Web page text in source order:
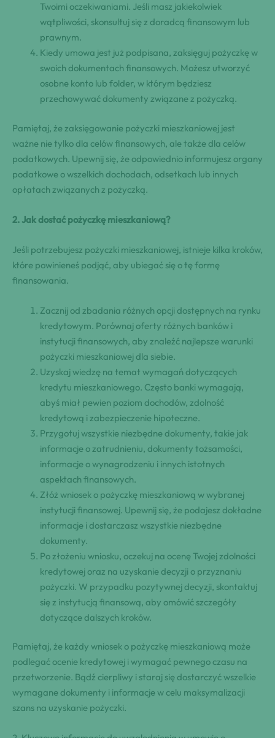
Twoimi⁤ oczekiwaniami. Jeśli masz jakiekolwiek
wątpliwości, ‍skonsultuj się ​z doradcą⁢ finansowym lub
prawnym.
Kiedy umowa jest już podpisana, zaksięguj pożyczkę ⁤w⁤
swoich dokumentach ​finansowych.​ Możesz utworzyć
osobne konto lub folder,​ w którym będziesz
przechowywać​ dokumenty związane z pożyczką.
Pamiętaj, że zaksięgowanie pożyczki mieszkaniowej jest
ważne nie tylko dla celów finansowych, ale także dla ⁤celów
podatkowych. Upewnij się, że odpowiednio informujesz organy
podatkowe o wszelkich dochodach, odsetkach lub innych
opłatach związanych⁤ z pożyczką.
2. Jak dostać‍ pożyczkę mieszkaniową?
Jeśli potrzebujesz pożyczki mieszkaniowej, istnieje kilka ​kroków,
które powinieneś podjąć, aby ubiegać się o tę formę
finansowania.
Zacznij od zbadania różnych opcji dostępnych na rynku
kredytowym. Porównaj oferty różnych banków i
⁢instytucji finansowych, ‍aby znaleźć najlepsze warunki
pożyczki mieszkaniowej dla siebie.
Uzyskaj wiedzę na ‌temat wymagań dotyczących
kredytu mieszkaniowego. Często banki wymagają,
abyś‍ miał pewien poziom dochodów, zdolność⁢
kredytową ⁢i zabezpieczenie hipoteczne.
Przygotuj wszystkie niezbędne dokumenty, takie jak
‍informacje o zatrudnieniu, dokumenty tożsamości,
informacje o wynagrodzeniu i innych istotnych
aspektach finansowych.
Złóż wniosek o pożyczkę mieszkaniową w wybranej
instytucji⁣ finansowej. Upewnij się, że podajesz dokładne
informacje i ‌dostarczasz wszystkie niezbędne
dokumenty.
Po złożeniu wniosku, oczekuj na ocenę Twojej zdolności
kredytowej oraz na uzyskanie decyzji ‌o przyznaniu
pożyczki. W przypadku⁤ pozytywnej⁤ decyzji, skontaktuj
się z instytucją finansową, aby omówić szczegóły
dotyczące dalszych kroków.
Pamiętaj, że każdy wniosek o ⁣pożyczkę mieszkaniową może
podlegać ocenie kredytowej i‍ wymagać pewnego ‌czasu na ​
przetworzenie. Bądź cierpliwy i ‍staraj się dostarczyć wszelkie
wymagane dokumenty i informacje w celu maksymalizacji
szans na uzyskanie pożyczki.